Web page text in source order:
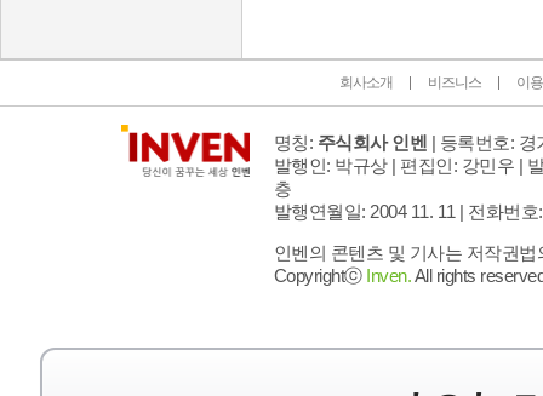
회사소개 비즈니스 이
명칭: 주식회사 인벤 | 등록번호: 경
발행인: 박규상 | 편집인: 강민우 |
층
발행연월일: 2004 11. 11 | 전화번호
인벤의 콘텐츠 및 기사는 저작권
Copyrightⓒ Inven.All rights